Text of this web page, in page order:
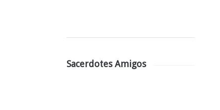
Sacerdotes Amigos